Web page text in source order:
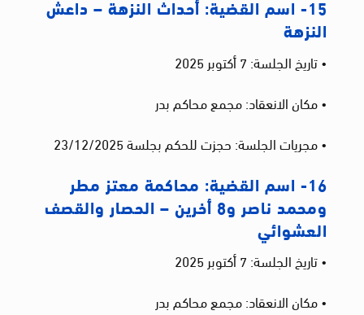
15- اسم القضية: أحداث النزهة – داعش
النزهة
• تاريخ الجلسة: 7 أكتوبر 2025
• مكان الانعقاد: مجمع محاكم بدر
• مجريات الجلسة: حجزت للحكم بجلسة 23/12/2025
16- اسم القضية: محاكمة معتز مطر
ومحمد ناصر و8 أخرين – الحصار والقصف
العشوائي
• تاريخ الجلسة: 7 أكتوبر 2025
• مكان الانعقاد: مجمع محاكم بدر